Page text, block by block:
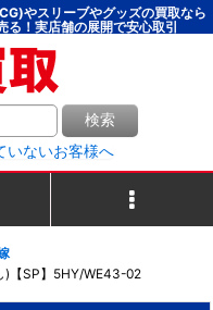
やスリーブやグッズの買取なら
！実店舗の展開で安心取引
検索
いないお客様へ
)【SP】5HY/WE43-02